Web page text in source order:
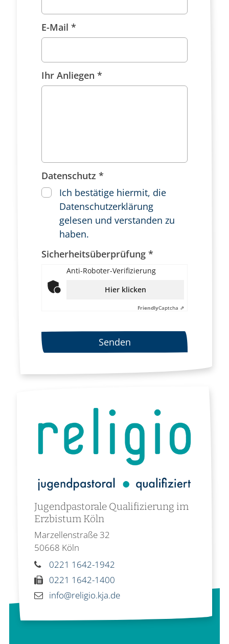
E-Mail *
Ihr Anliegen *
Datenschutz *
Ich bestätige hiermit, die
Datenschutzerklärung
gelesen und verstanden zu
haben.
Sicherheitsüberprüfung *
Anti-Roboter-Verifizierung
Hier klicken
FriendlyCaptcha ⇗
Jugendpastorale Qualifizierung im
Erzbistum Köln
Marzellenstraße 32
50668 Köln
0221 1642-1942
0221 1642-1400
info@religio.kja.de